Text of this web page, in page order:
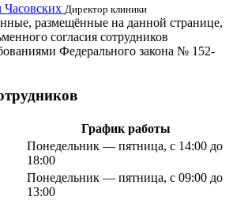
Директор клиники
размещённые на данной странице,
согласия сотрудников
Федерального закона № 152-
График работы
Понедельник — пятница, с 14:00 до
18:00
Понедельник — пятница, с 09:00 до
13:00